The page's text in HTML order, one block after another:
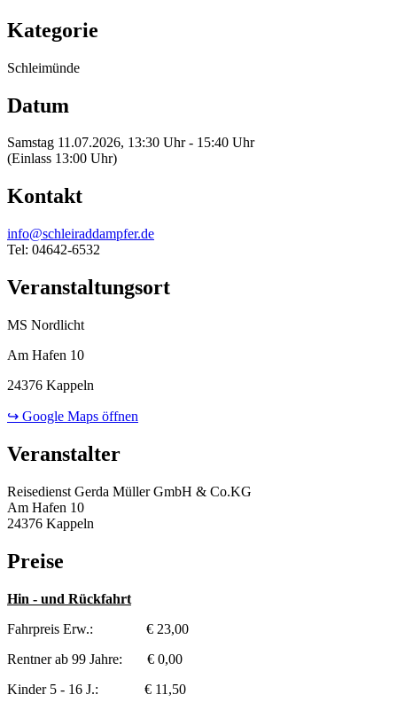
Kategorie
Schleimünde
Datum
Samstag 11.07.2026, 13:30 Uhr - 15:40 Uhr
(Einlass 13:00 Uhr)
Kontakt
info@schleiraddampfer.de
Tel: 04642-6532
Veranstaltungsort
MS Nordlicht
Am Hafen 10
24376 Kappeln
↪ Google Maps öffnen
Veranstalter
Reisedienst Gerda Müller GmbH & Co.KG
Am Hafen 10
24376 Kappeln
Preise
Hin - und Rückfahrt
Fahrpreis Erw.: € 23,00
Rentner ab 99 Jahre: € 0,00
Kinder 5 - 16 J.: € 11,50